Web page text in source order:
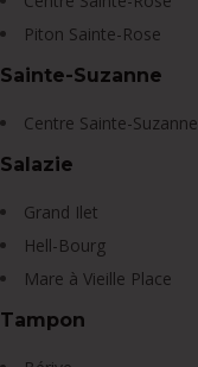
Piton Sainte-Rose
Sainte-Suzanne
Centre Sainte-Suzanne
Salazie
Grand Ilet
Hell-Bourg
Mare à Vieille Place
Tampon